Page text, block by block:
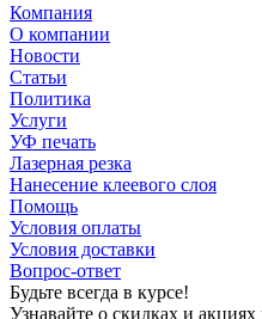
Компания
О компании
Новости
Статьи
Политика
Услуги
УФ печать
Лазерная резка
Нанесение клеевого слоя
Помощь
Условия оплаты
Условия доставки
Вопрос-ответ
Будьте всегда в курсе!
Узнавайте о скидках и